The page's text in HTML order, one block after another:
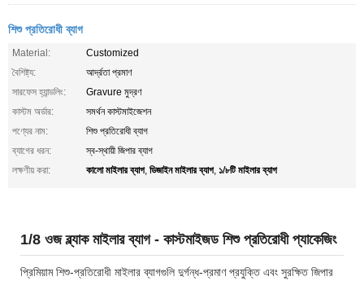
শিশু প্রতিরোধী ব্যাগ
Material:
Customized
বৈশিষ্ট্য:
আর্দ্রতা প্রমাণ
সারফেস হ্যান্ডলিং:
Gravure মুদ্রণ
কাস্টম অর্ডার:
সমর্থন কাস্টমাইজেশন
পণ্যের নাম:
শিশু প্রতিরোধী ব্যাগ
ব্যাগের ধরন:
স্ব-স্থায়ী জিপার ব্যাগ
লক্ষণীয় করা:
কালো মাইলার ব্যাগ, ডিজাইন মাইলার ব্যাগ, ১/৮টি মাইলার ব্যাগ
1/8 ওজ ব্ল্যাক মাইলার ব্যাগ - কাস্টমাইজড শিশু প্রতিরোধী প্যাকেজিং
প্রিমিয়াম শিশু-প্রতিরোধী মাইলার ব্যাগগুলি দুর্গন্ধ-প্রমাণ প্রযুক্তি এবং সুরক্ষিত জিপার